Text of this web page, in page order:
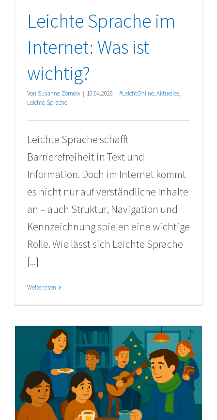
Leichte Sprache im
Internet: Was ist
wichtig?
Von Susanne Zornow | 10.04.2026 | #LeichtOnline,Aktuelles,
Leichte Sprache
Leichte Sprache schafft
Barrierefreiheit in Text und
Information. Doch im Internet kommt
es nicht nur auf verständliche Inhalte
an – auch Struktur, Navigation und
Kennzeichnung spielen eine wichtige
Rolle. Wie lässt sich Leichte Sprache
[...]
Weiterlesen